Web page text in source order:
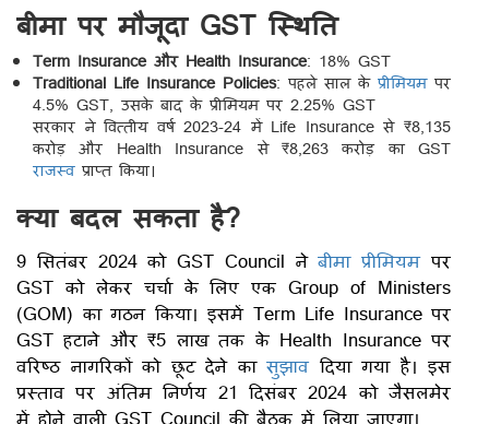
बीमा पर मौजूदा GST स्थिति
Term Insurance और Health Insurance: 18% GST
Traditional Life Insurance Policies: पहले साल के प्रीमियम पर
4.5% GST, उसके बाद के प्रीमियम पर 2.25% GST
सरकार ने वित्तीय वर्ष 2023-24 में Life Insurance से ₹8,135
करोड़ और Health Insurance से ₹8,263 करोड़ का GST
राजस्व प्राप्त किया।
क्या बदल सकता है?
9 सितंबर 2024 को GST Council नेबीमा प्रीमियमपर
GST को लेकर चर्चा के लिए एक Group of Ministers
(GOM) का गठन किया। इसमें Term Life Insurance पर
GST हटाने और ₹5 लाख तक के Health Insurance पर
वरिष्ठ नागरिकों को छूट देने का सुझाव दिया गया है। इस
प्रस्ताव पर अंतिम निर्णय 21 दिसंबर 2024 को जैसलमेर
में होने वाली GST Council की बैठक में लिया जाएगा।